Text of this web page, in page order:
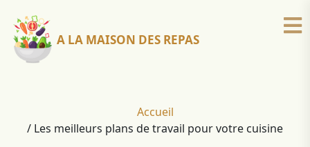
A LA MAISON DES REPAS
Accueil
/ Les meilleurs plans de travail pour votre cuisine